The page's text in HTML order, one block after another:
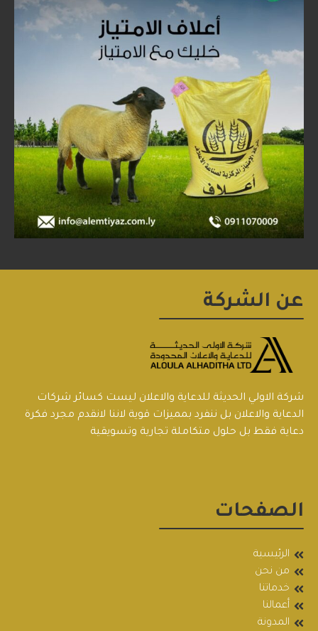
عن الشركة
شركة الاولي الحديثة للدعاية والاعلان ليست كسائر شركات
الدعاية والاعلان بل ننفرد بمميزات قوية لاننا لانقدم مجرد فكرة
دعاية فقط بل حلول متكاملة تجارية وتسويقية
الصفحات
الرئيسية
من نحن
خدماتنا
أعمالنا
المدونة